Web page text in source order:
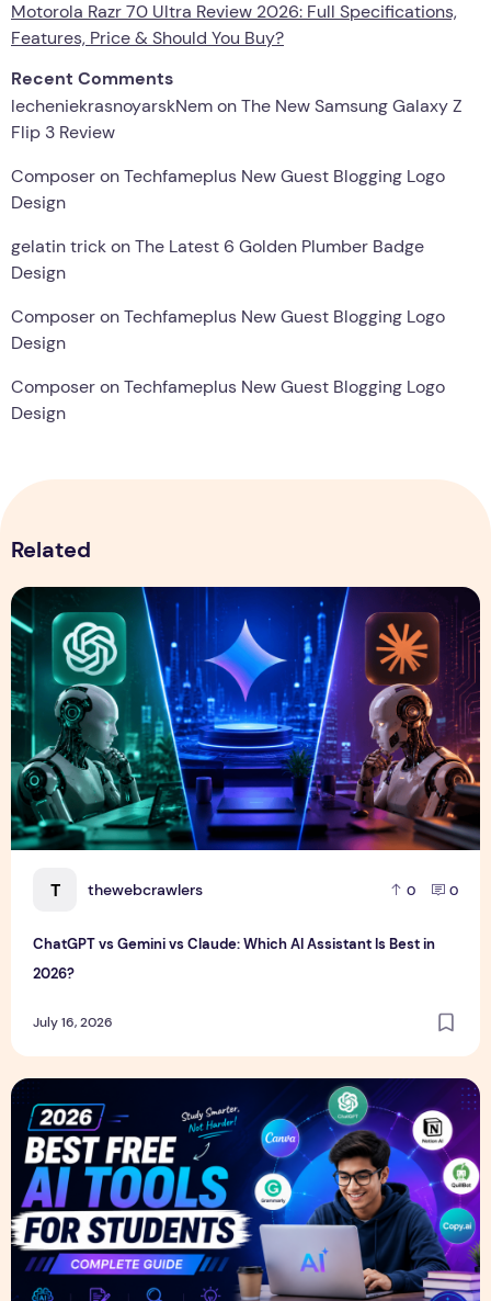
Motorola Razr 70 Ultra Review 2026: Full Specifications,
Features, Price & Should You Buy?
Recent Comments
lecheniekrasnoyarskNemonThe New Samsung Galaxy Z
Flip 3 Review
ComposeronTechfameplus New Guest Blogging Logo
Design
gelatin trickonThe Latest 6 Golden Plumber Badge
Design
ComposeronTechfameplus New Guest Blogging Logo
Design
ComposeronTechfameplus New Guest Blogging Logo
Design
Related
T thewebcrawlers 0 0
ChatGPT vs Gemini vs Claude: Which AI Assistant Is Best in
2026?
July 16, 2026
ChatGPT vs Gemini vs Claude: Which AI Assistant Is Best
Best Free AI Tools for Students in 2026 (Complete Guide)